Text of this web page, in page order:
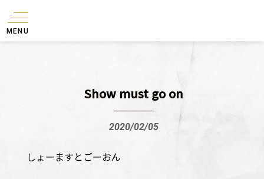
MENU
Show must go on
2020/02/05
しょーますとごーおん